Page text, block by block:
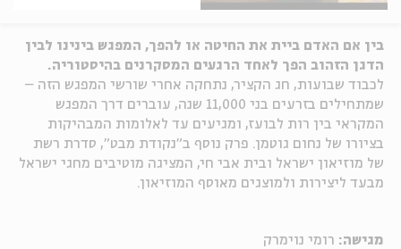
בין אם האדם ביית את החיטה או להפך, המפגש בינינו לבין
הדגן הזהוב הפך לאחד הרגעים המסקרנים בהיסטוריה.
לכבוד שבועות, חג הקציר, נתחקה אחרי שורשי המפגש הזה –
שמתחילים בזרעים בני 11,000 שנה, עוברים דרך המפגש
המקראי בין רות לבועז, ומגיעים עד לאלומות המבהיקות
בציורו של נחום גוטמן. פרק נוסף ב"נקודת מבט", סדרת רשת
של מוזיאון ישראל ובית אבי חי, המציגה מוטיבים מחגי ישראל
מבעד ליצירות ולמוצגים מאוסף המוזיאון.
מגישה: רומי נוימרק